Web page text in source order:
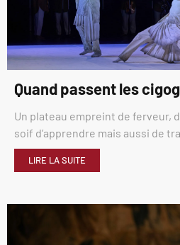
Quand passent les
Un plateau empreint de ferveur,
soif d’apprendre mais aussi de
LIRE LA SUITE